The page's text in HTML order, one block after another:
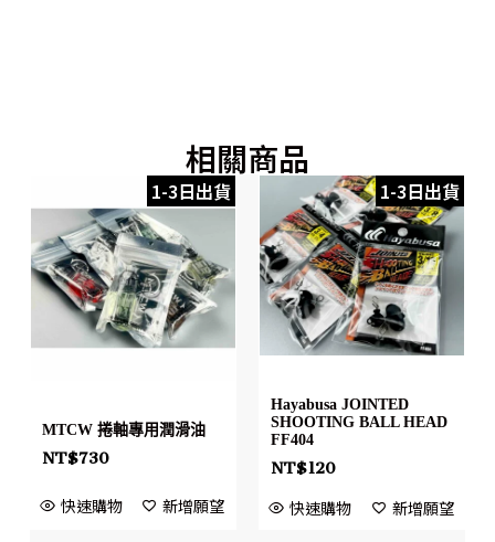
相關商品
1-3日出貨
MTCW 捲軸專用潤滑油
NT$730
快速購物 新增願望
1-3日出貨
Hayabusa JOINTED
SHOOTING BALL HEAD
FF404
NT$120
快速購物 新增願望